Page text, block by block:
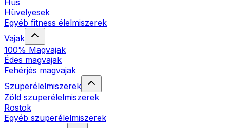
Hús
Hüvelyesek
Egyéb fitness élelmiszerek
Vajak
100% Magvajak
Édes magvajak
Fehérjés magvajak
Szuperélelmiszerek
Zöld szuperélelmiszerek
Rostok
Egyéb szuperélelmiszerek